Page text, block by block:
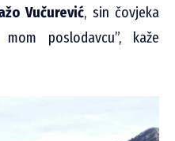
Vučurević, sin čovjeka
poslodavcu”, kaže